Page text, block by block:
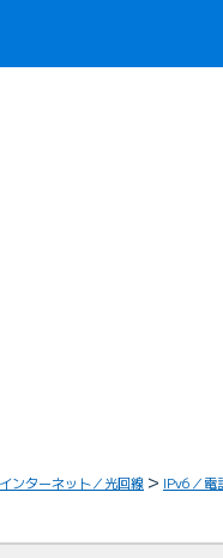
ンターネット／光回線 IPv6／電